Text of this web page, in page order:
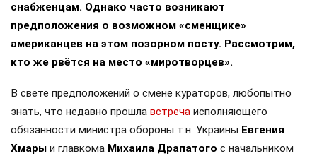
снабженцам. Однако часто возникают
предположения о возможном «сменщике»
американцев на этом позорном посту. Рассмотрим,
кто же рвётся на место «миротворцев».
В свете предположений о смене кураторов, любопытно
знать, что недавно прошла встреча исполняющего
обязанности министра обороны т.н. Украины Евгения
Хмары и главкома Михаила Драпатого с начальником